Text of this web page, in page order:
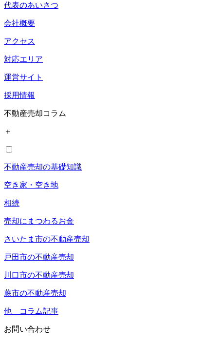
代表のあいさつ
会社概要
アクセス
対応エリア
運営サイト
採用情報
不動産売却コラム
＋
不動産売却の基礎知識
空き家・空き地
相続
売却にまつわるお金
さいたま市の不動産売却
戸田市の不動産売却
川口市の不動産売却
蕨市の不動産売却
他 コラム記事
お問い合わせ